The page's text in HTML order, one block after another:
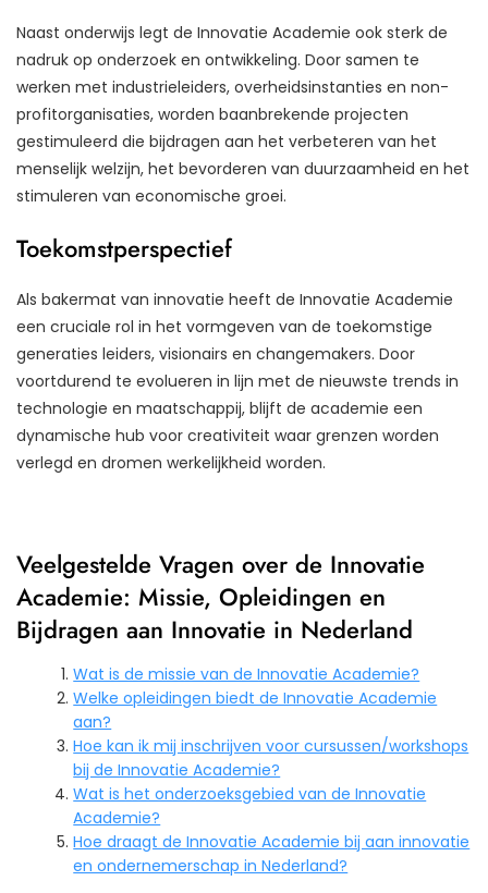
Naast onderwijs legt de Innovatie Academie ook sterk de
nadruk op onderzoek en ontwikkeling. Door samen te
werken met industrieleiders, overheidsinstanties en non-
profitorganisaties, worden baanbrekende projecten
gestimuleerd die bijdragen aan het verbeteren van het
menselijk welzijn, het bevorderen van duurzaamheid en het
stimuleren van economische groei.
Toekomstperspectief
Als bakermat van innovatie heeft de Innovatie Academie
een cruciale rol in het vormgeven van de toekomstige
generaties leiders, visionairs en changemakers. Door
voortdurend te evolueren in lijn met de nieuwste trends in
technologie en maatschappij, blijft de academie een
dynamische hub voor creativiteit waar grenzen worden
verlegd en dromen werkelijkheid worden.
Veelgestelde Vragen over de Innovatie
Academie: Missie, Opleidingen en
Bijdragen aan Innovatie in Nederland
Wat is de missie van de Innovatie Academie?
Welke opleidingen biedt de Innovatie Academie
aan?
Hoe kan ik mij inschrijven voor cursussen/workshops
bij de Innovatie Academie?
Wat is het onderzoeksgebied van de Innovatie
Academie?
Hoe draagt de Innovatie Academie bij aan innovatie
en ondernemerschap in Nederland?